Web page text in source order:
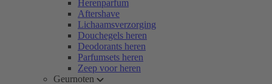
Herenparfum
Aftershave
Lichaamsverzorging
Douchegels heren
Deodorants heren
Parfumsets heren
Zeep voor heren
Geurnoten